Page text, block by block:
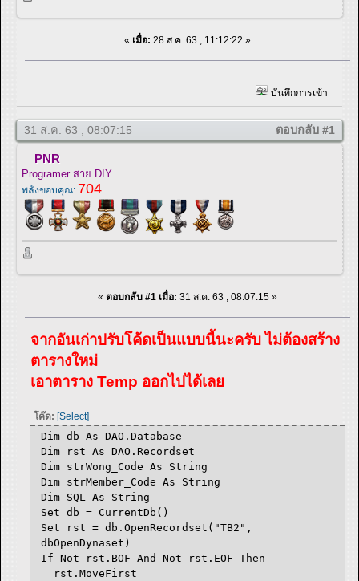
« เมื่อ: 28 ส.ค. 63 , 11:12:22 »
บันทึกการเข้า
31 ส.ค. 63 , 08:07:15 ตอบกลับ #1
PNR
Programer สาย DIY
พลังขอบคุณ: 704
« ตอบกลับ #1 เมื่อ: 31 ส.ค. 63 , 08:07:15 »
จากอันเก่าปรับโค้ดเป็นแบบนี้นะครับ ไม่ต้องสร้าง
ตารางใหม่
เอาตาราง Temp ออกไปได้เลย
โค๊ด: [Select]
Dim db As DAO.Database
Dim rst As DAO.Recordset
Dim strWong_Code As String
Dim strMember_Code As String
Dim SQL As String
Set db = CurrentDb()
Set rst = db.OpenRecordset("TB2",
dbOpenDynaset)
If Not rst.BOF And Not rst.EOF Then
rst.MoveFirst